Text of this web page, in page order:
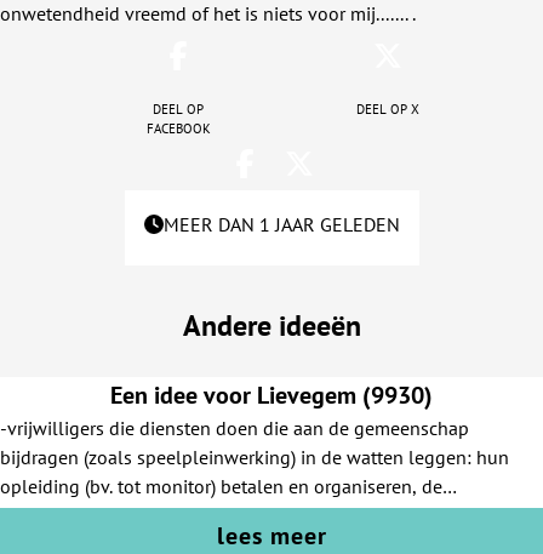
onwetendheid vreemd of het is niets voor mij....... .
Deel op
facebook
Deel op X
MEER DAN 1 JAAR GELEDEN
Andere ideeën
Een idee voor Lievegem (9930)
-vrijwilligers die diensten doen die aan de gemeenschap
bijdragen (zoals speelpleinwerking) in de watten leggen: hun
opleiding (bv. tot monitor) betalen en organiseren, de
omkadering verzorgen, een vrijwilligersbedankingsfeest,
drankjes/catering voor hen voorzien, ... -subsidiereglement voor
lees meer